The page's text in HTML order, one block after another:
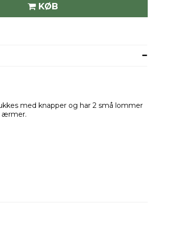
KØB
med knapper og har 2 små lommer
ærmer.